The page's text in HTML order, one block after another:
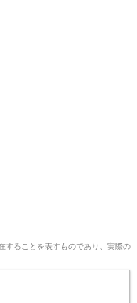
することを表すものであり、実際の